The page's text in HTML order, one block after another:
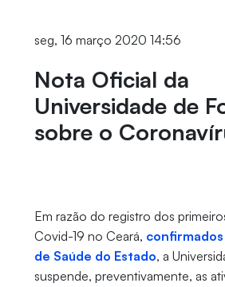
seg, 16 março 2020 14:56
Nota Oficial da
Universidade de
sobre o
Em razão do registro dos
Covid-19 no Ceará,
de Saúde do Estado, a
suspende, preventivamente, as